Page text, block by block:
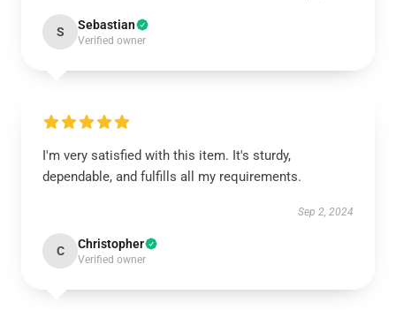
S Sebastian
Verified owner
I'm very satisfied with this item. It's sturdy,
dependable, and fulfills all my requirements.
Sep 2, 2024
C Christopher
Verified owner